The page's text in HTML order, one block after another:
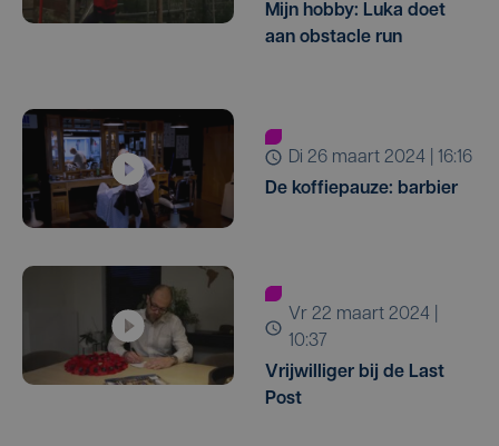
Mijn hobby: Luka doet
aan obstacle run
di 26 maart 2024 | 16:16
De koffiepauze: barbier
vr 22 maart 2024 |
10:37
Vrijwilliger bij de Last
Post